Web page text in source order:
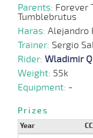
Parents: Forever
Tumblebrutus
Haras: Alejandro
Trainer: Sergio
Rider: Wladimir
Weight: 55k
Equipment: -
Prizes
Year CC